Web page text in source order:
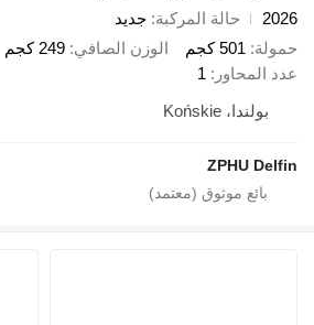
المركبة جديد
الوزن الصافي 249 كجم
1